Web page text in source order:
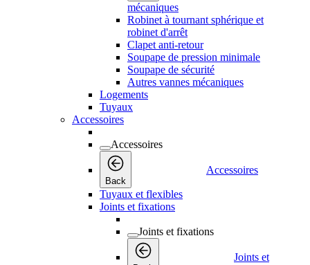
mécaniques
Robinet à tournant sphérique et
robinet d'arrêt
Clapet anti-retour
Soupape de pression minimale
Soupape de sécurité
Autres vannes mécaniques
Logements
Tuyaux
Accessoires
Accessoires
Back
Accessoires
Tuyaux et flexibles
Joints et fixations
Joints et fixations
Joints et